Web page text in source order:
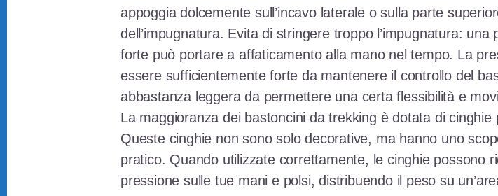
appoggia dolcemente sull’incavo laterale o sulla parte
dell’impugnatura. Evita di stringere troppo l’impugnatura: una
forte può portare a affaticamento alla mano nel tempo. La
essere sufficientemente forte da mantenere il controllo del
abbastanza leggera da permettere una certa flessibilità e
La maggioranza dei bastoncini da trekking è dotata di cinghie
Queste cinghie non sono solo decorative, ma hanno uno
pratico. Quando utilizzate correttamente, le cinghie possono
pressione sulle tue mani e polsi, distribuendo il peso su